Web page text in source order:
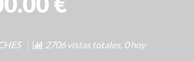
2706 vistas totales, 0 hoy